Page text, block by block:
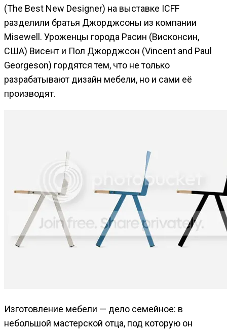
(The Best New Designer) на выставке ICFF
разделили братья Джорджсоны из компании
Misewell. Уроженцы города Расин (Висконсин,
США) Висент и Пол Джорджсон (Vincent and Paul
Georgeson) гордятся тем, что не только
разрабатывают дизайн мебели, но и сами её
производят.
Изготовление мебели — дело семейное: в
небольшой мастерской отца, под которую он